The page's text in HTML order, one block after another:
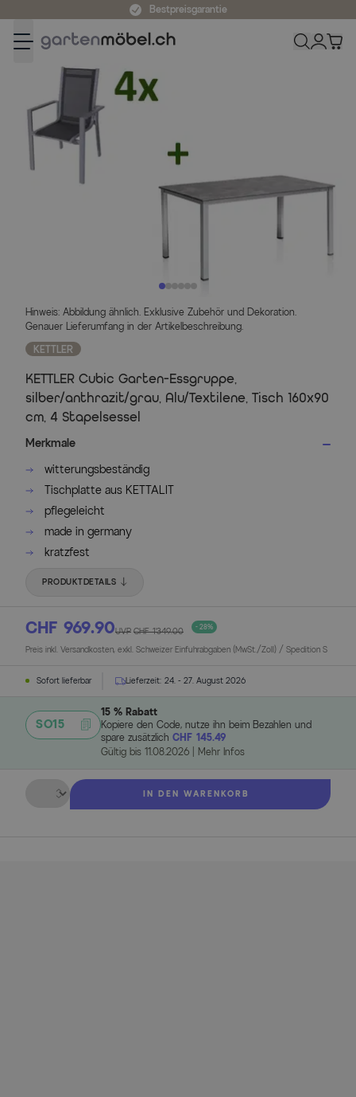
Bestpreisgarantie
Hinweis: Abbildung ähnlich. Exklusive Zubehör und Dekoration.
Genauer Lieferumfang in der Artikelbeschreibung.
KETTLER
KETTLER Cubic Garten-Essgruppe,
silber/anthrazit/grau, Alu/Textilene, Tisch 160x90
cm, 4 Stapelsessel
Merkmale
witterungsbeständig
Tischplatte aus KETTALIT
pflegeleicht
made in germany
kratzfest
PRODUKTDETAILS
CHF 969.90UVP CHF 1’349.00 - 28%
Preis inkl. Versandkosten, exkl. Schweizer Einfuhrabgaben (MwSt./Zoll) / Spedition S
Sofort lieferbar Lieferzeit: 24. - 27. August 2026
SO15
15 % Rabatt
Kopiere den Code, nutze ihn beim Bezahlen und
spare zusätzlich CHF 145.49
Gültig bis 11.08.2026 Mehr Infos
Menge
IN DEN WARENKORB